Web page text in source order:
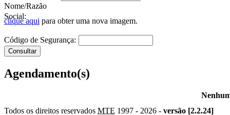
Nome/Razão
Social:
clique aqui para obter uma nova imagem.
Código de Segurança:
Agendamento(s)
Todos os direitos reservados MTE 1997 - 2026 - versão [2.2.24]